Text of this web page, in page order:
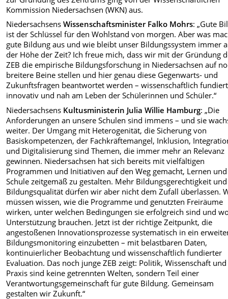
Kommission Niedersachsen (WKN) aus.
NiedersachsensWissenschaftsminister Falko Mohrs: „Gute
ist der Schlüssel für den Wohlstand von morgen. Aber was
gute Bildung aus und wie bleibt unser Bildungssystem immer
der Höhe der Zeit? Ich freue mich, dass wir mit der Gründung
ZEB die empirische Bildungsforschung in Niedersachsen auf
breitere Beine stellen und hier genau diese Gegenwarts- und
Zukunftsfragen beantwortet werden – wissenschaftlich
innovativ und nah am Leben der Schülerinnen und Schüler.“
Niedersachsens Kultusministerin Julia Willie Hamburg: „Die
Anforderungen an unsere Schulen sind immens – und sie
weiter. Der Umgang mit Heterogenität, die Sicherung von
Basiskompetenzen, der Fachkräftemangel, Inklusion,
und Digitalisierung sind Themen, die immer mehr an Relevanz
gewinnen. Niedersachsen hat sich bereits mit vielfältigen
Programmen und Initiativen auf den Weg gemacht, Lernen und
Schule zeitgemäß zu gestalten. Mehr Bildungsgerechtigkeit und
Bildungsqualität dürfen wir aber nicht dem Zufall überlassen.
müssen wissen, wie die Programme und genutzten Freiräume
wirken, unter welchen Bedingungen sie erfolgreich sind und
Unterstützung brauchen. Jetzt ist der richtige Zeitpunkt, die
angestoßenen Innovationsprozesse systematisch in ein
Bildungsmonitoring einzubetten – mit belastbaren Daten,
kontinuierlicher Beobachtung und wissenschaftlich fundierter
Evaluation. Das noch junge ZEB zeigt: Politik, Wissenschaft und
Praxis sind keine getrennten Welten, sondern Teil einer
Verantwortungsgemeinschaft für gute Bildung. Gemeinsam
gestalten wir Zukunft.“